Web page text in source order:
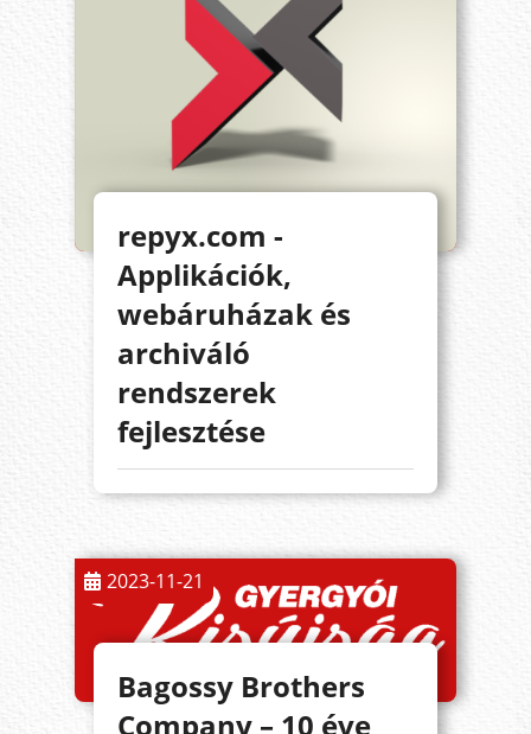
repyx.com -
Applikációk,
webáruházak és
archiváló
rendszerek
fejlesztése
2023-11-21
Bagossy Brothers
Company – 10 éve